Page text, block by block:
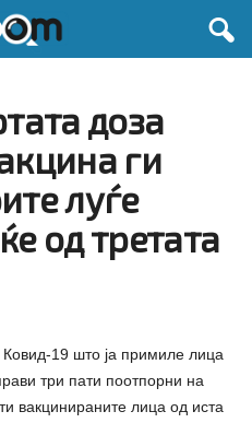
доза
ги
луѓе
од третата
Ковид-19 што ја примиле лица
три пати поотпорни на
вакцинираните лица од иста